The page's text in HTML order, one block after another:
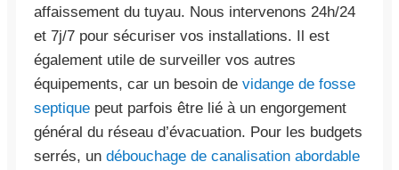
affaissement du tuyau. Nous intervenons 24h/24
et 7j/7 pour sécuriser vos installations. Il est
également utile de surveiller vos autres
équipements, car un besoin de vidange de fosse
septique peut parfois être lié à un engorgement
général du réseau d’évacuation. Pour les budgets
serrés, un débouchage de canalisation abordable